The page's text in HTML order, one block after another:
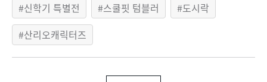
신학기 특별전 스쿨핏 텀블러
도시락
산리오캐릭터즈